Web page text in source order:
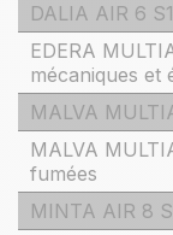
DALIA AIR 6
EDERA
mécaniques et
MALVA
MALVA
fumées
MINTA AIR 8